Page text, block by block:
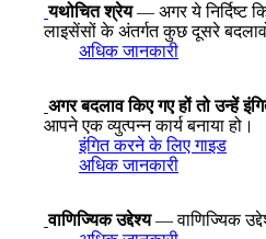
यथोचित श्रेय— अगर ये निर्दिष्ट
लाइसेंसों के अंतर्गत कुछ दूसरे बदलावों
अधिक जानकारी
अगर बदलाव किए गए हों तो उन्हें
आपने एक व्युत्पन्न कार्य बनाया हो।
इंगित करने के लिए गाइड
अधिक जानकारी
वाणिज्यिक उद्देश्य— वाणिज्यिक